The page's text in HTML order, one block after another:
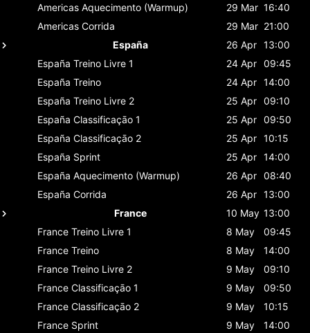
Americas Aquecimento (Warmup) 29 Mar 16:40
Americas Corrida 29 Mar 21:00
España
26 Apr 13:00
España Treino Livre 1 24 Apr 09:45
España Treino 24 Apr 14:00
España Treino Livre 2 25 Apr 09:10
España Classificaçāo 1 25 Apr 09:50
España Classificaçāo 2 25 Apr 10:15
España Sprint 25 Apr 14:00
España Aquecimento (Warmup) 26 Apr 08:40
España Corrida 26 Apr 13:00
France
10 May 13:00
France Treino Livre 1 8 May
09:45
France Treino 8 May
14:00
France Treino Livre 2 9 May
09:10
France Classificaçāo 1 9 May
09:50
France Classificaçāo 2 9 May
10:15
France Sprint 9 May
14:00